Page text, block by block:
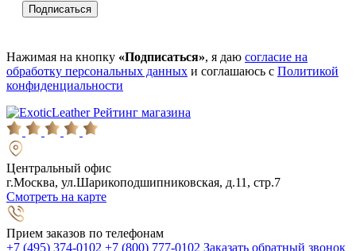
Нажимая на кнопку «Подписаться», я даю согласие на
обработку персональных данных и соглашаюсь с Политикой
конфиденциальности
Рейтинг магазина
Центральный офис
г.Москва, ул.Шарикоподшипниковская, д.11, стр.7
Смотреть на карте
Прием заказов по телефонам
+7 (495) 374-0102 +7 (800) 777-0102 Заказать обратный звонок